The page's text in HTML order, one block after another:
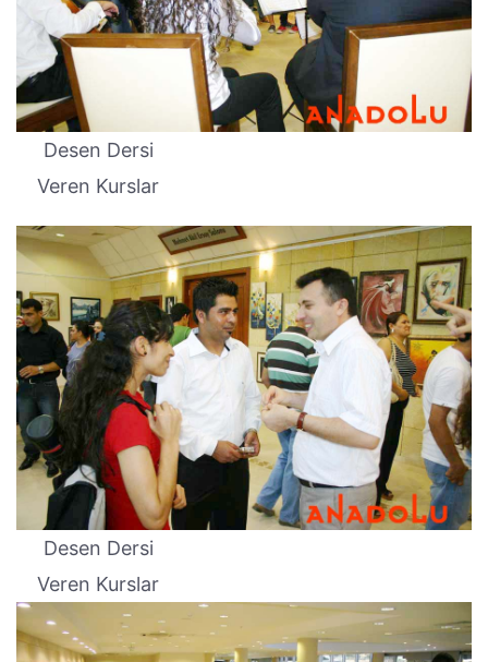
Desen Dersi
Veren Kurslar
Desen Dersi
Veren Kurslar